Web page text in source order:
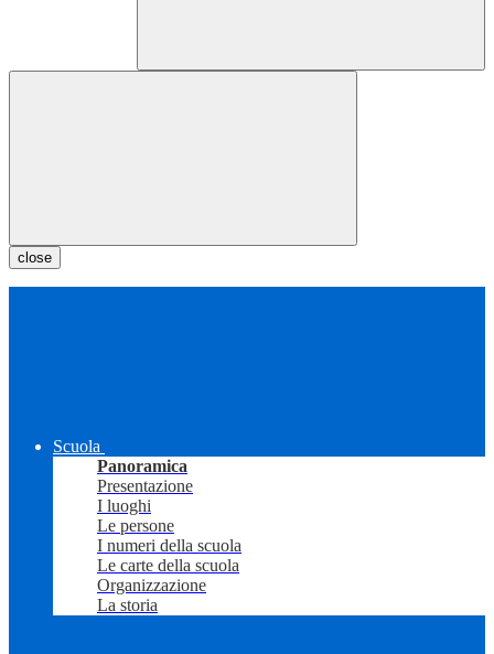
close
Scuola
Panoramica
Presentazione
I luoghi
Le persone
I numeri della scuola
Le carte della scuola
Organizzazione
La storia